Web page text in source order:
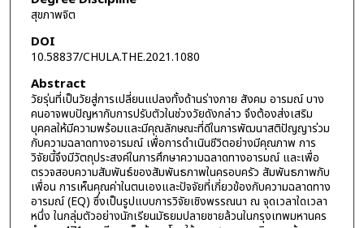
สุขภาพจิต
DOI
10.58837/CHULA.THE.2021.1080
Abstract
วัยรุ่นที่เป็นวัยสู่การเปลี่ยนแปลงทั้งด้านร่างกาย สังคม อารมณ์ บาง
คนอาจพบปัญหากับการปรับตัวในช่วงวัยดังกล่าว จึงต้องส่งเสริม
บุคคลให้มีความพร้อมและมีคุณลักษณะที่ดีในการพัฒนาสติปัญญาร่วม
กับความฉลาดทางอารมณ์ เพื่อการดำเนินชีวิตอย่างมีคุณภาพ การ
วิจัยนี้จึงมีวัตถุประสงค์ในการศึกษาความฉลาดทางอารมณ์ และเพื่อ
ตรวจสอบความสัมพันธ์ของสัมพันธภาพในครอบครัว สัมพันธภาพกับ
เพื่อน การเห็นคุณค่าในตนเองและปัจจัยที่เกี่ยวข้องกับความฉลาดทาง
อารมณ์ (EQ) ซึ่งเป็นรูปแบบการวิจัยเชิงพรรณนา ณ จุดเวลาใดเวลา
หนึ่ง ในกลุ่มตัวอย่างนักเรียนมัธยมปลายชายล้วนในกรุงเทพมหานคร